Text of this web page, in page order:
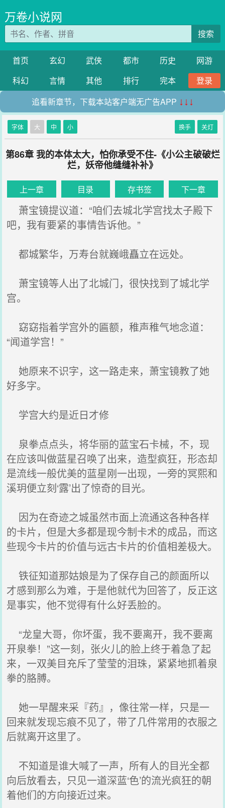
万卷小说网
搜索
首页 玄幻 武侠 都市 历史
网游
科幻
言情 其他 排行 完本
登录
追看新章节，下载本站客户端无广告APP ↓↓↓
字体 大 中 小 换手 关灯
第86章 我的本体太大，怕你承受不住-《小公主破破烂
烂，妖帝他缝缝补补》
上一章 目录 存书签 下一章
萧宝镜提议道：“咱们去城北学宫找太子殿下
吧，我有要紧的事情告诉他。”
都城繁华，万寿台就巍峨矗立在远处。
萧宝镜等人出了北城门，很快找到了城北学
宫。
窈窈指着学宫外的匾额，稚声稚气地念道：
“闻道学宫！”
她原来不识字，这一路走来，萧宝镜教了她
好多字。
学宫大约是近日才修
泉拳点点头，将华丽的蓝宝石卡械，不，现
在应该叫做蓝星召唤了出来，造型疯狂，形态却
是流线一般优美的蓝星刚一出现，一旁的冥熙和
溪玥便立刻‘露’出了惊奇的目光。
因为在奇迹之城虽然市面上流通这各种各样
的卡片，但是大多都是现今制卡术的成品，而这
些现今卡片的价值与远古卡片的价值相差极大。
铁征知道那姑娘是为了保存自己的颜面所以
才感到那么为难，于是他就代为回答了，反正这
是事实，他不觉得有什么好丢脸的。
“龙皇大哥，你坏蛋，我不要离开，我不要离
开泉拳！”这一刻，张火儿的脸上终于着急了起
来，一双美目充斥了莹莹的泪珠，紧紧地抓着泉
拳的胳膊。
她一早醒来采『药』，像往常一样，只是一
回来就发现忘痕不见了，带了几件常用的衣服之
后就离开这里了。
不知道是谁大喊了一声，所有人的目光全都
向后放看去，只见一道深蓝‘色’的流光疯狂的朝
着他们的方向接近过来。